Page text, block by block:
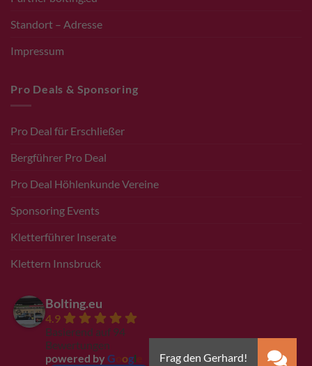
Standort – Adresse
Impressum
Pro Deals & Sponsoring
Pro Deal für Erschließer
Bergführer Pro Deal
Pro Deal Höhlenkunde Vereine
Sponsoring Events
Kletterführer Inserate
Klettern Innsbruck
Bolting.eu
4.9
Basierend auf 94
Bewertungen
powered by G ogl